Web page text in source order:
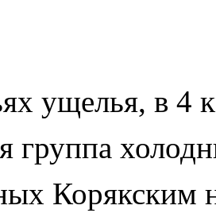
ущелья, в 4
группа
Корякским